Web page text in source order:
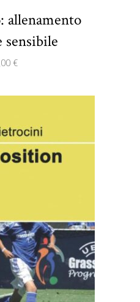
allenamento
sensibile
€